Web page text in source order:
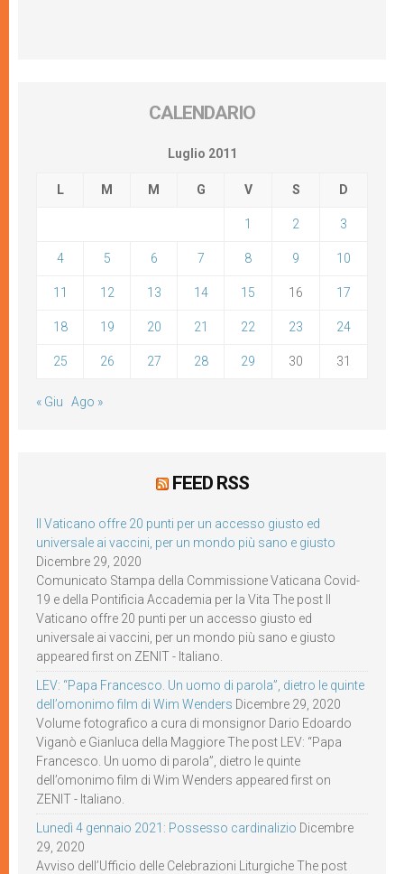
CALENDARIO
Luglio 2011
L M M G V S D
1 2 3
4 5 6 7 8 9 10
11 12 13 14 15 16 17
18 19 20 21 22 23 24
25 26 27 28 29 30 31
« Giu Ago »
FEED RSS
Il Vaticano offre 20 punti per un accesso giusto ed
universale ai vaccini, per un mondo più sano e giusto
Dicembre 29, 2020
Comunicato Stampa della Commissione Vaticana Covid-
19 e della Pontificia Accademia per la Vita The post Il
Vaticano offre 20 punti per un accesso giusto ed
universale ai vaccini, per un mondo più sano e giusto
appeared first on ZENIT - Italiano.
LEV: “Papa Francesco. Un uomo di parola”, dietro le quinte
dell’omonimo film di Wim Wenders Dicembre 29, 2020
Volume fotografico a cura di monsignor Dario Edoardo
Viganò e Gianluca della Maggiore The post LEV: “Papa
Francesco. Un uomo di parola”, dietro le quinte
dell’omonimo film di Wim Wenders appeared first on
ZENIT - Italiano.
Lunedì 4 gennaio 2021: Possesso cardinalizio Dicembre
29, 2020
Avviso dell’Ufficio delle Celebrazioni Liturgiche The post